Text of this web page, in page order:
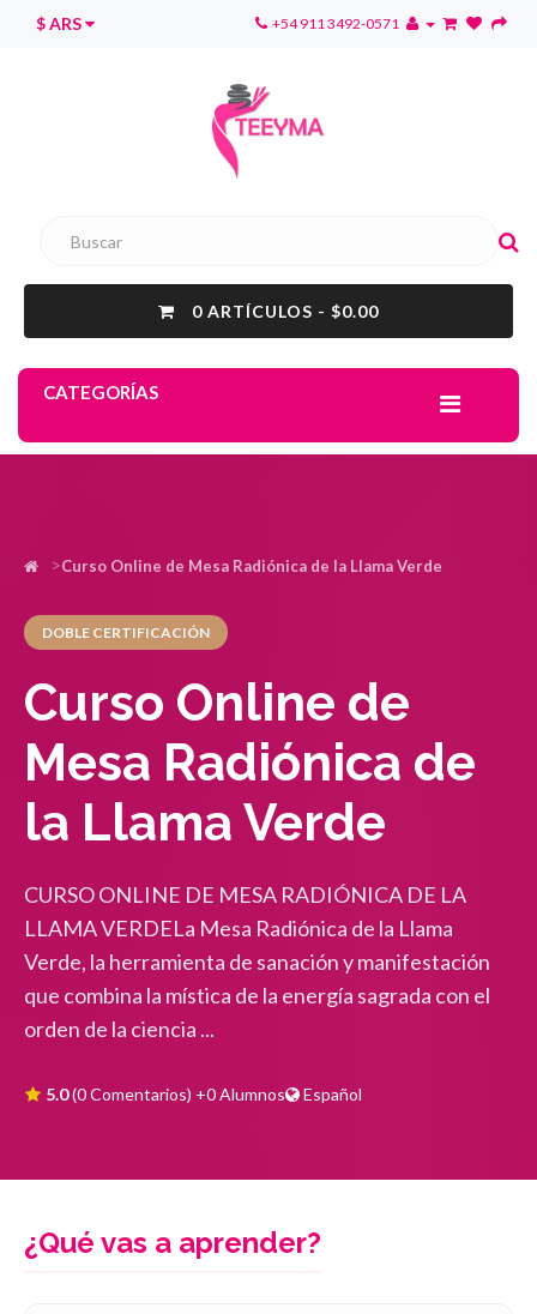
$ ARS +54 911 3492-0571
0 ARTÍCULOS - $0.00
CATEGORÍAS
Curso Online de Mesa Radiónica de la Llama Verde
DOBLE CERTIFICACIÓN
Curso Online de
Mesa Radiónica de
la Llama Verde
CURSO ONLINE DE MESA RADIÓNICA DE LA
LLAMA VERDELa Mesa Radiónica de la Llama
Verde, la herramienta de sanación y manifestación
que combina la mística de la energía sagrada con el
orden de la ciencia ...
5.0(0 Comentarios) +0 Alumnos Español
¿Qué vas a aprender?